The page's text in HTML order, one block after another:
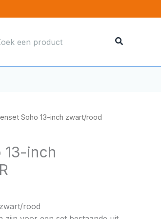
Soho 13-inch zwart/rood
13-inch
rood